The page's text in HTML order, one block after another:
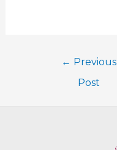
← Previous
Post